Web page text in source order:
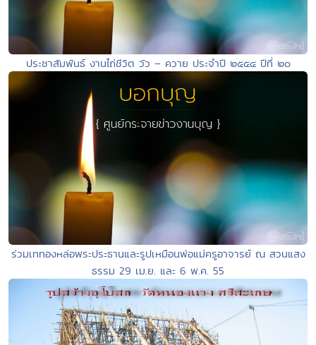
ประชาสัมพันธ์ งานไถ่ชีวิต วัว – ควาย ประจำปี ๒๕๕๔ ปีที่ ๒๐
ร่วมเททองหล่อพระประธานและรูปเหมือนพ่อแม่ครูอาจารย์ ณ สวนแสง
ธรรม 29 เม.ย. และ 6 พ.ค. 55